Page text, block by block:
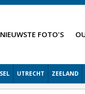
NIEUWSTE FOTO'S
UTRECHT ZEELAND